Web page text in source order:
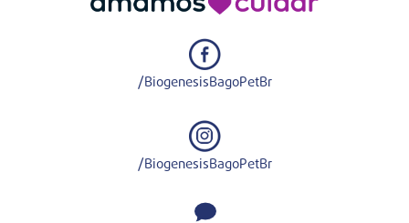
/BiogenesisBagoPetBr
/BiogenesisBagoPetBr